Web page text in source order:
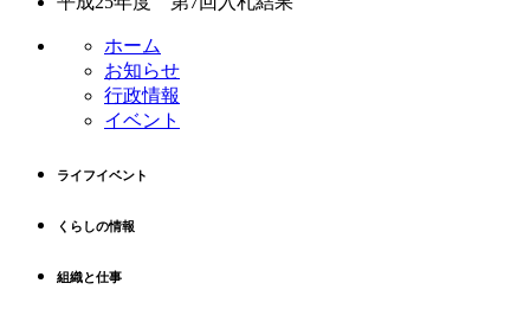
ホーム
お知らせ
行政情報
イベント
ライフイベント
くらしの情報
組織と仕事